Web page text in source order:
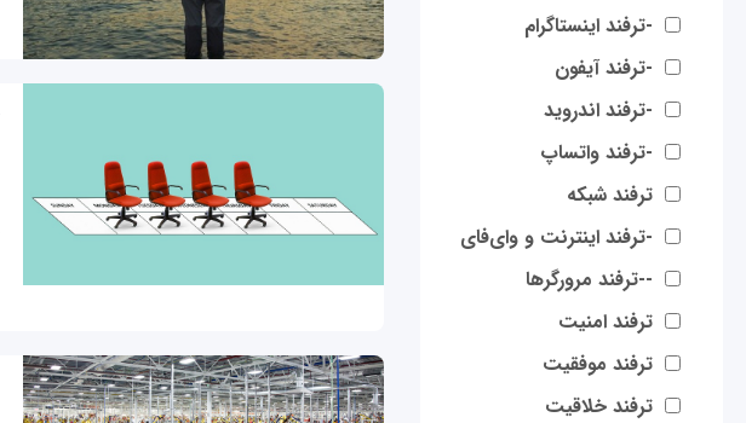
-ترفند اینستاگرام
-ترفند آیفون
-ترفند اندروید
-ترفند واتساپ
ترفند شبکه
-ترفند اینترنت و وای‌فای
--ترفند مرورگرها
ترفند امنیت
ترفند موفقیت
ترفند خلاقیت